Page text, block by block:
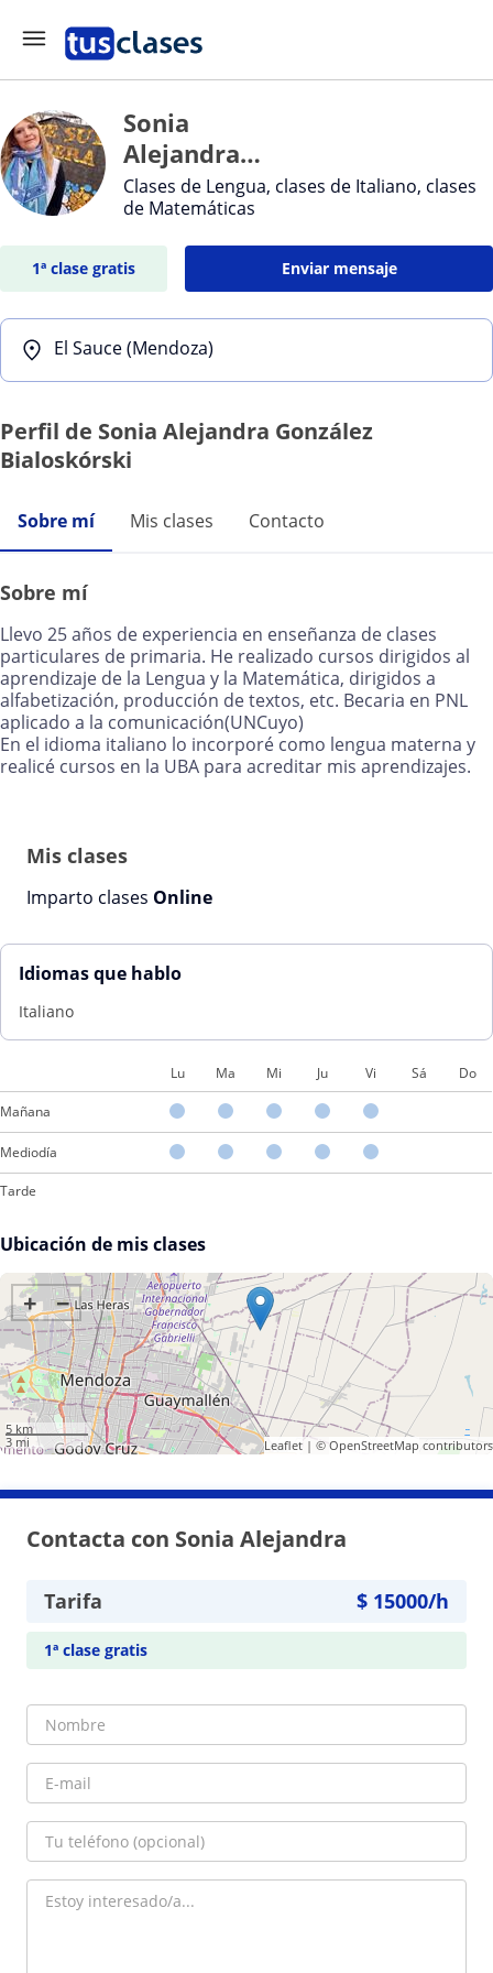
Sonia
Alejandra
González
Bialoskórski
Clases de Lengua, clases de Italiano, clases
de Matemáticas
1ª clase gratis Enviar mensaje
El Sauce (Mendoza)
Perfil de Sonia Alejandra González
Bialoskórski
Sobre mí Mis clases Contacto
Sobre mí
Llevo 25 años de experiencia en enseñanza de clases
particulares de primaria. He realizado cursos dirigidos al
aprendizaje de la Lengua y la Matemática, dirigidos a
alfabetización, producción de textos, etc. Becaria en PNL
aplicado a la comunicación(UNCuyo)
En el idioma italiano lo incorporé como lengua materna y
realicé cursos en la UBA para acreditar mis aprendizajes.
Mis clases
Imparto clases Online
Idiomas que hablo
Italiano
Lu Ma Mi Ju Vi Sá Do
Mañana
Mediodía
Tarde
Ubicación de mis clases
+ −
5 km
3 mi
Leaflet| © OpenStreetMap contributors
Contacta con Sonia Alejandra
Tarifa $ 15000/h
1ª clase gratis